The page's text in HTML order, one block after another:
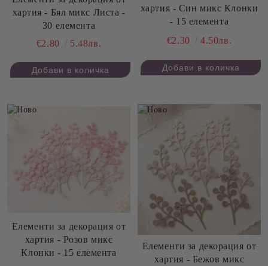
хартия - Бял микс Листа -
30 елемента
€2.80
5.48лв.
хартия - Син микс Клонки
- 15 елемента
€2.30
4.50лв.
Елементи за декорация от
хартия - Розов микс
Клонки - 15 елемента
Елементи за декорация от
хартия - Бежов микс